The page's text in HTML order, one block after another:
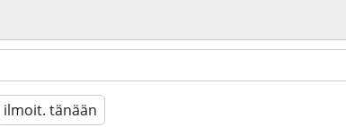
ilmoit. tänään